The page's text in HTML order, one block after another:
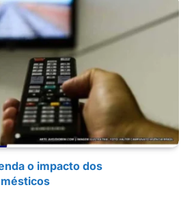
o impacto dos